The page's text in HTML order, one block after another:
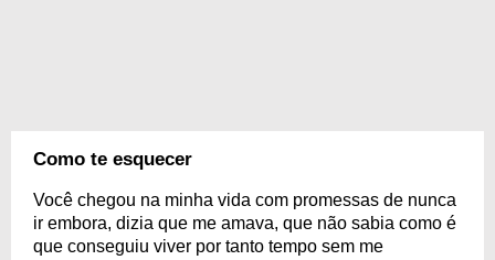
Como te esquecer
Você chegou na minha vida com promessas de nunca
ir embora, dizia que me amava, que não sabia como é
que conseguiu viver por tanto tempo sem me